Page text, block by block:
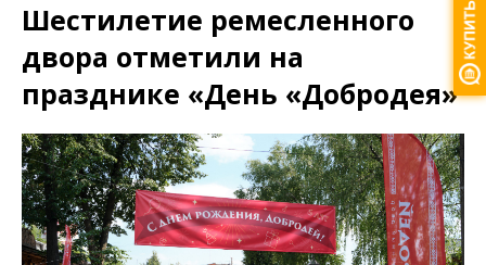
Шестилетие ремесленного
двора отметили на
празднике «День «Добродея»